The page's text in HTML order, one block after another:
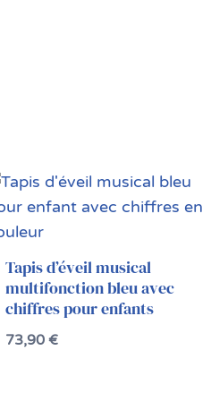
Tapis d’éveil musical
multifonction bleu avec
chiffres pour enfants
73,90€